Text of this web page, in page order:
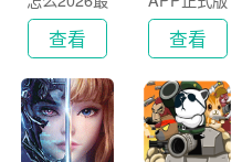
新版
查看 查看